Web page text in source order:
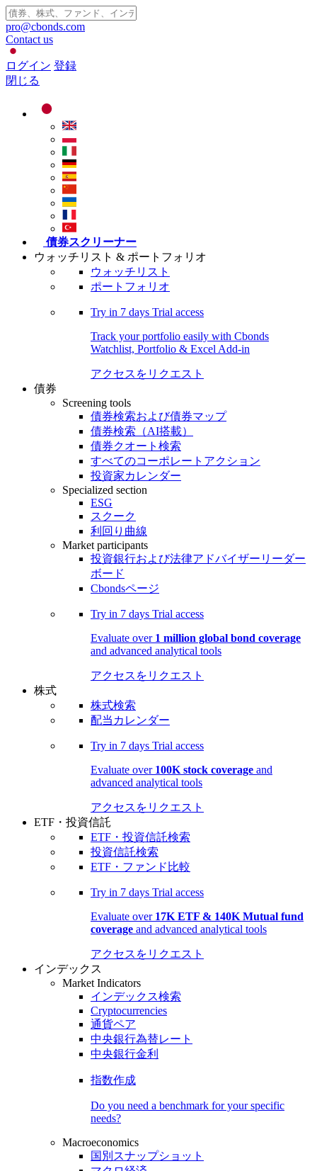
pro@cbonds.com
Contact us
ログイン 登録
閉じる
債券スクリーナー
ウォッチリスト & ポートフォリオ
ウォッチリスト
ポートフォリオ
Try in 7 days Trial access
Track your portfolio easily with Cbonds
Watchlist, Portfolio & Excel Add-in
アクセスをリクエスト
債券
Screening tools
債券検索および債券マップ
債券検索（AI搭載）
債券クオート検索
すべてのコーポレートアクション
投資家カレンダー
Specialized section
ESG
スクーク
利回り曲線
Market participants
投資銀行および法律アドバイザーリーダー
ボード
Cbondsページ
Try in 7 days Trial access
Evaluate over 1 million global bond coverage
and advanced analytical tools
アクセスをリクエスト
株式
株式検索
配当カレンダー
Try in 7 days Trial access
Evaluate over 100K stock coverage and
advanced analytical tools
アクセスをリクエスト
ETF・投資信託
ETF・投資信託検索
投資信託検索
ETF・ファンド比較
Try in 7 days Trial access
Evaluate over 17K ETF & 140K Mutual fund
coverage and advanced analytical tools
アクセスをリクエスト
インデックス
Market Indicators
インデックス検索
Cryptocurrencies
通貨ペア
中央銀行為替レート
中央銀行金利
指数作成
Do you need a benchmark for your specific
needs?
Macroeconomics
国別スナップショット